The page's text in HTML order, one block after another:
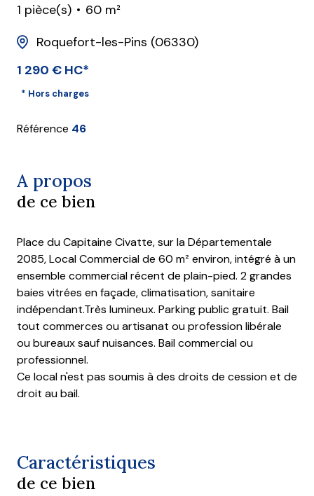
1 pièce(s)
60 m²
Roquefort-les-Pins (06330)
1 290 € HC*
* Hors charges
Référence 46
A propos
de ce bien
Place du Capitaine Civatte, sur la Départementale
2085, Local Commercial de 60 m² environ, intégré à un
ensemble commercial récent de plain-pied. 2 grandes
baies vitrées en façade, climatisation, sanitaire
indépendant.Très lumineux. Parking public gratuit. Bail
tout commerces ou artisanat ou profession libérale
ou bureaux sauf nuisances. Bail commercial ou
professionnel.
Ce local n'est pas soumis à des droits de cession et de
droit au bail.
Caractéristiques
de ce bien